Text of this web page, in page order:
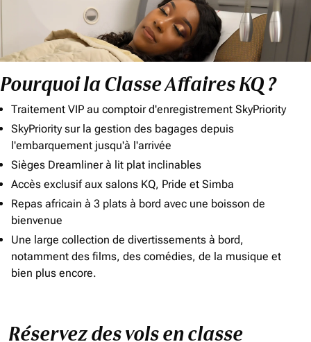
Pourquoi la Classe Affaires KQ ?
Traitement VIP au comptoir d'enregistrement SkyPriority
SkyPriority sur la gestion des bagages depuis
l'embarquement jusqu'à l'arrivée
Sièges Dreamliner à lit plat inclinables
Accès exclusif aux salons KQ, Pride et Simba
Repas africain à 3 plats à bord avec une boisson de
bienvenue
Une large collection de divertissements à bord,
notamment des films, des comédies, de la musique et
bien plus encore.
Réservez des vols en classe